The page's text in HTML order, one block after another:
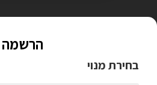
הרשמה
בחירת מנוי